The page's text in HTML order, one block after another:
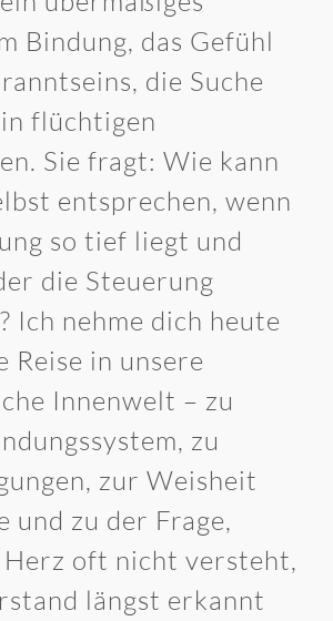
Bindung, das Gefühl
die Suche
flüchtigen
Sie fragt: Wie kann
entsprechen, wenn
so tief liegt und
die Steuerung
Ich nehme dich heute
Reise in unsere
Innenwelt – zu
zu
zur Weisheit
und zu der Frage,
Herz oft nicht versteht,
längst erkannt